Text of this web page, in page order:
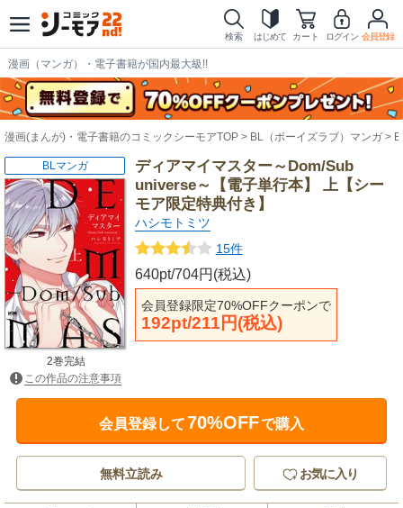
検索 はじめて カート ログイン 会員登録
漫画（マンガ）・電子書籍が国内最大級!!
漫画(まんが)・電子書籍のコミックシーモアTOP BL（ボーイズラブ）マンガ
ディアマイマスター～Dom/Sub
universe～【電子単行本】 上【シー
モア限定特典付き】
ハシモトミツ
15件
640pt/704円(税込)
会員登録限定70%OFFクーポンで
192pt/211円(税込)
BLマンガ
2巻完結
この作品の注意事項
会員登録して70%OFFで購入
無料立読み お気に入り